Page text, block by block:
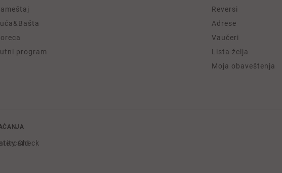
program
Reversi
Adrese
Vaučeri
Lista želja
Moja obaveštenja